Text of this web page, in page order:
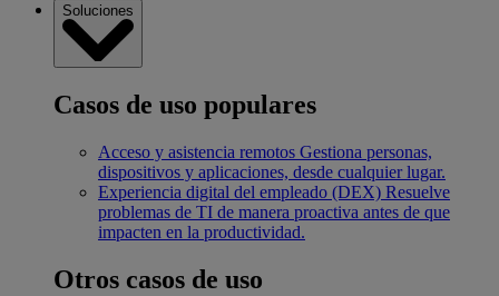
Soluciones
Casos de uso populares
Acceso y asistencia remotos Gestiona personas,
dispositivos y aplicaciones, desde cualquier lugar.
Experiencia digital del empleado (DEX) Resuelve
problemas de TI de manera proactiva antes de que
impacten en la productividad.
Otros casos de uso